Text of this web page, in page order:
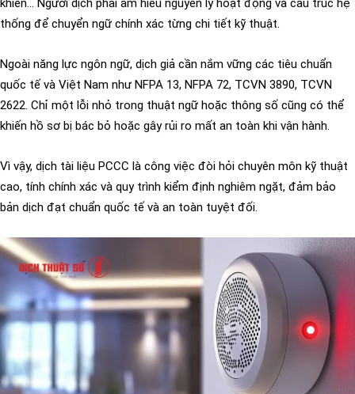
khiển… Người dịch phải am hiểu nguyên lý hoạt động và cấu trúc hệ
thống để chuyển ngữ chính xác từng chi tiết kỹ thuật.
Ngoài năng lực ngôn ngữ, dịch giả cần nắm vững các tiêu chuẩn
quốc tế và Việt Nam như NFPA 13, NFPA 72, TCVN 3890, TCVN
2622. Chỉ một lỗi nhỏ trong thuật ngữ hoặc thông số cũng có thể
khiến hồ sơ bị bác bỏ hoặc gây rủi ro mất an toàn khi vận hành.
Vì vậy, dịch tài liệu PCCC là công việc đòi hỏi chuyên môn kỹ thuật
cao, tính chính xác và quy trình kiểm định nghiêm ngặt, đảm bảo
bản dịch đạt chuẩn quốc tế và an toàn tuyệt đối.